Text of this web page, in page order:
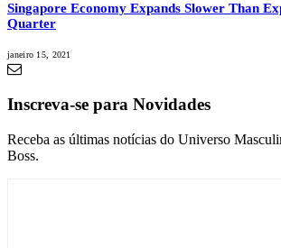
Singapore Economy Expands Slower Than
Quarter
janeiro 15, 2021
Inscreva-se para Novidades
Receba as últimas notícias do Universo
Boss.